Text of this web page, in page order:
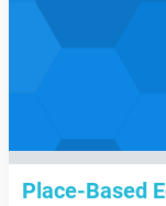
Place-Based